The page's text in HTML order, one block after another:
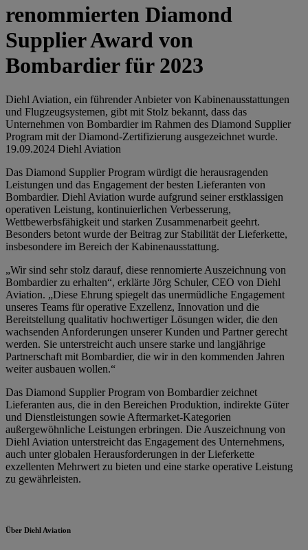
renommierten Diamond
Supplier Award von
Bombardier für 2023
Diehl Aviation, ein führender Anbieter von Kabinenausstattungen
und Flugzeugsystemen, gibt mit Stolz bekannt, dass das
Unternehmen von Bombardier im Rahmen des Diamond Supplier
Program mit der Diamond-Zertifizierung ausgezeichnet wurde.
19.09.2024 Diehl Aviation
Das Diamond Supplier Program würdigt die herausragenden
Leistungen und das Engagement der besten Lieferanten von
Bombardier. Diehl Aviation wurde aufgrund seiner erstklassigen
operativen Leistung, kontinuierlichen Verbesserung,
Wettbewerbsfähigkeit und starken Zusammenarbeit geehrt.
Besonders betont wurde der Beitrag zur Stabilität der Lieferkette,
insbesondere im Bereich der Kabinenausstattung.
„Wir sind sehr stolz darauf, diese rennomierte Auszeichnung von
Bombardier zu erhalten“, erklärte Jörg Schuler, CEO von Diehl
Aviation. „Diese Ehrung spiegelt das unermüdliche Engagement
unseres Teams für operative Exzellenz, Innovation und die
Bereitstellung qualitativ hochwertiger Lösungen wider, die den
wachsenden Anforderungen unserer Kunden und Partner gerecht
werden. Sie unterstreicht auch unsere starke und langjährige
Partnerschaft mit Bombardier, die wir in den kommenden Jahren
weiter ausbauen wollen.“
Das Diamond Supplier Program von Bombardier zeichnet
Lieferanten aus, die in den Bereichen Produktion, indirekte Güter
und Dienstleistungen sowie Aftermarket-Kategorien
außergewöhnliche Leistungen erbringen. Die Auszeichnung von
Diehl Aviation unterstreicht das Engagement des Unternehmens,
auch unter globalen Herausforderungen in der Lieferkette
exzellenten Mehrwert zu bieten und eine starke operative Leistung
zu gewährleisten.
Über Diehl Aviation